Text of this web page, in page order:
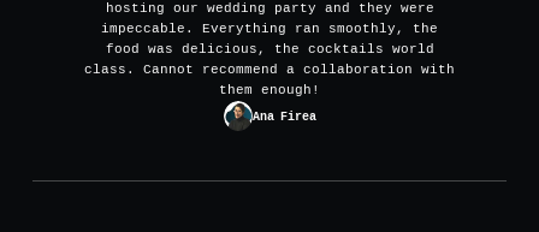
hosting our wedding party and they were
impeccable. Everything ran smoothly, the
food was delicious, the cocktails world
class. Cannot recommend a collaboration with
them enough!
Ana Firea